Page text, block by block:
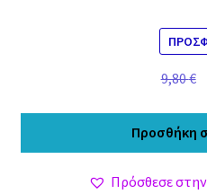
9,80€
Προσθήκη
Πρόσθεσε